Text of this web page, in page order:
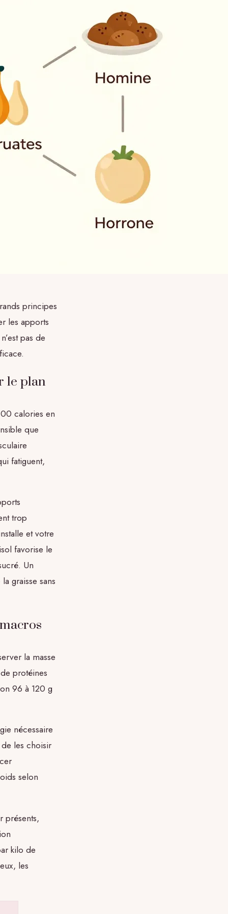
principes
les apports
pas de
le plan
calories en
que
fatiguent,
trop
et votre
favorise le
Un
graisse sans
la masse
protéines
96 à 120 g
nécessaire
les choisir
selon
présents,
kilo de
les